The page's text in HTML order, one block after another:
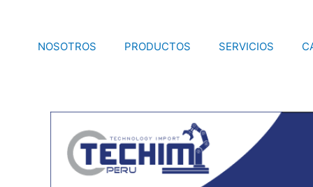
NOSOTROS PRODUCTOS SERVICIOS